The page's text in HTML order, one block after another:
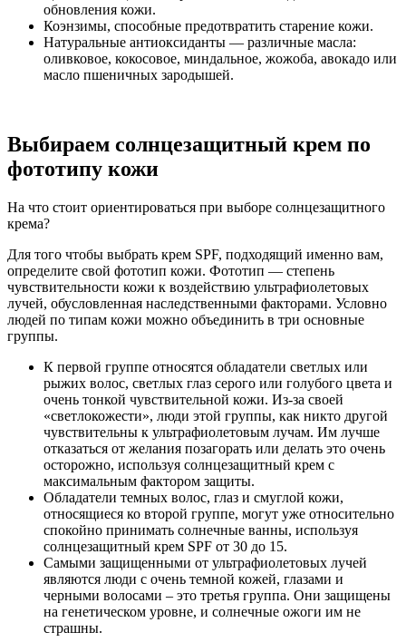
обновления кожи.
Коэнзимы, способные предотвратить старение кожи.
Натуральные антиоксиданты — различные масла:
оливковое, кокосовое, миндальное, жожоба, авокадо или
масло пшеничных зародышей.
Выбираем солнцезащитный крем по
фототипу кожи
На что стоит ориентироваться при выборе солнцезащитного
крема?
Для того чтобы выбрать крем SPF, подходящий именно вам,
определите свой фототип кожи. Фототип — степень
чувствительности кожи к воздействию ультрафиолетовых
лучей, обусловленная наследственными факторами. Условно
людей по типам кожи можно объединить в три основные
группы.
К первой группе относятся обладатели светлых или
рыжих волос, светлых глаз серого или голубого цвета и
очень тонкой чувствительной кожи. Из-за своей
«светлокожести», люди этой группы, как никто другой
чувствительны к ультрафиолетовым лучам. Им лучше
отказаться от желания позагорать или делать это очень
осторожно, используя солнцезащитный крем с
максимальным фактором защиты.
Обладатели темных волос, глаз и смуглой кожи,
относящиеся ко второй группе, могут уже относительно
спокойно принимать солнечные ванны, используя
солнцезащитный крем SPF от 30 до 15.
Самыми защищенными от ультрафиолетовых лучей
являются люди с очень темной кожей, глазами и
черными волосами – это третья группа. Они защищены
на генетическом уровне, и солнечные ожоги им не
страшны.